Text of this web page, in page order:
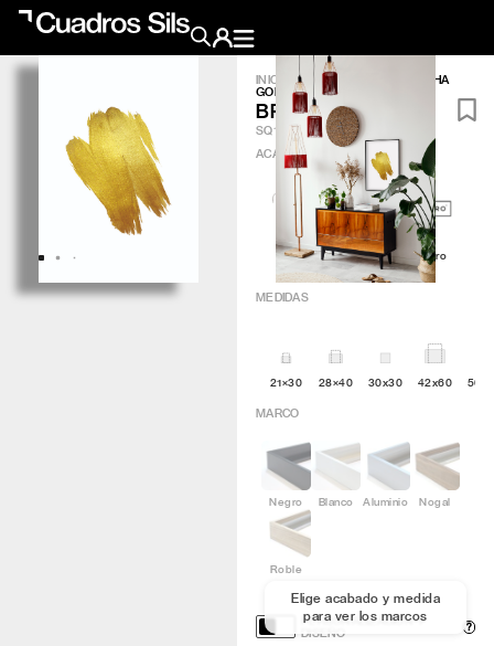
Obra Pictórica
Obra Gráfica
Crea tu pared
INICIO /OBRA GRÁFICA
BROCHA
GOLD
BROCHA GOLD
SQ127
ACABADO
Artic Minimal Q4attro
MEDIDAS
21×30 28×40 30x30 42x60
PERSONALIZACIÓN Y
DISEÑO
?
MARCO
Negro Blanco Aluminio Nogal
Roble
Elige acabado y medida
para ver los marcos